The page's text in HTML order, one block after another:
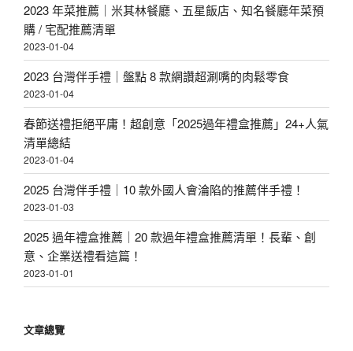
2023 年菜推薦｜米其林餐廳、五星飯店、知名餐廳年菜預
購 / 宅配推薦清單
2023-01-04
2023 台灣伴手禮｜盤點 8 款網讚超涮嘴的肉鬆零食
2023-01-04
春節送禮拒絕平庸！超創意「2025過年禮盒推薦」24+人氣
清單總結
2023-01-04
2025 台灣伴手禮｜10 款外國人會淪陷的推薦伴手禮！
2023-01-03
2025 過年禮盒推薦｜20 款過年禮盒推薦清單！長輩、創
意、企業送禮看這篇！
2023-01-01
文章總覽